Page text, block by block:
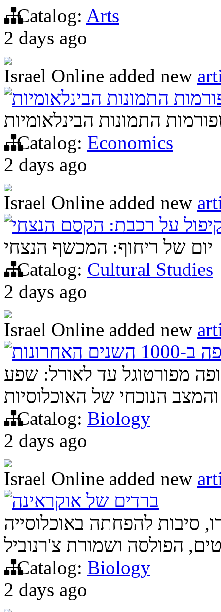
Catalog: Arts
2 days ago
Israel Online added new
התמונות הבינלאומיות
התמונות הבינלאומיות
Catalog: Economics
2 days ago
Israel Online added new
על רכבת: הקסם הנצחי
יום של ריחוף: המכשף הנצחי
Catalog: Cultural Studies
2 days ago
Israel Online added new
מפורטוגל עד לאורל: שפע
Catalog: Biology
2 days ago
Israel Online added new
ברדים של אוקראינה
סיבות להפחתה באוכלוסייה
Catalog: Biology
2 days ago